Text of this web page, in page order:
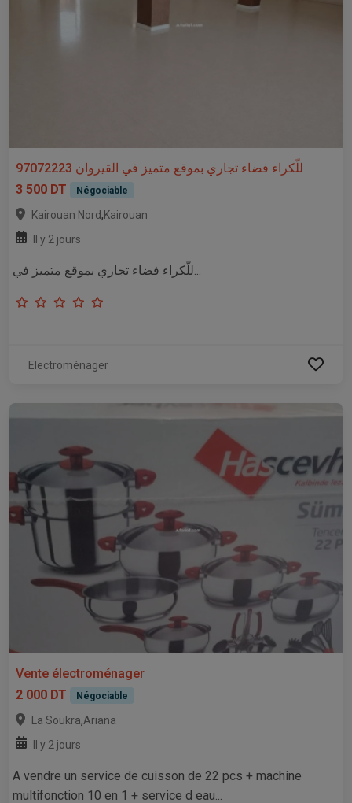
للّكراء فضاء تجاري بموقع متميز في القيروان 97072223
3 500 DT
Négociable
Kairouan Nord,Kairouan
Il y 2 jours
Electroménager
Vente électroménager
2 000 DT
Négociable
La Soukra,Ariana
Il y 2 jours
A vendre un service de cuisson de 22 pcs + machine
multifonction 10 en 1 + service d eau...